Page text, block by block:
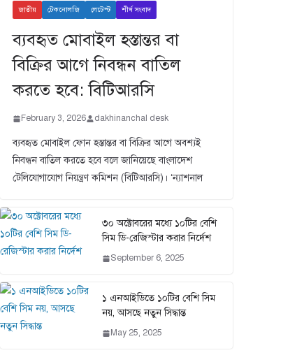
জাতীয় টেকনোলজি লেটেস্ট শীর্ষ সংবাদ
ব্যবহৃত মোবাইল হস্তান্তর বা
বিক্রির আগে নিবন্ধন বাতিল
করতে হবে: বিটিআরসি
February 3, 2026 dakhinanchal desk
ব্যবহৃত মোবাইল ফোন হস্তান্তর বা বিক্রির আগে অবশ্যই
নিবন্ধন বাতিল করতে হবে বলে জানিয়েছে বাংলাদেশ
টেলিযোগাযোগ নিয়ন্ত্রণ কমিশন (বিটিআরসি)। ‘ন্যাশনাল
৩০ অক্টোবরের মধ্যে ১০টির বেশি
সিম ডি-রেজিস্টার করার নির্দেশ
September 6, 2025
১ এনআইডিতে ১০টির বেশি সিম
নয়, আসছে নতুন সিদ্ধান্ত
May 25, 2025